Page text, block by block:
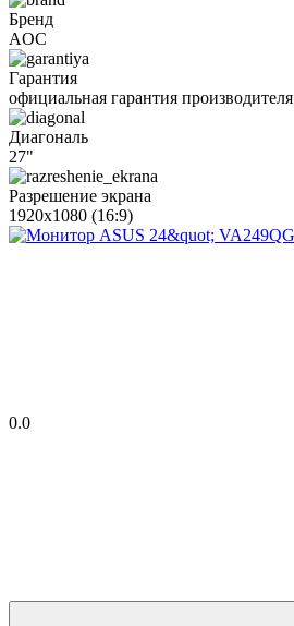
Бренд
AOC
Гарантия
официальная гарантия производителя
Диагональ
27"
Разрешение экрана
1920x1080 (16:9)
0.0